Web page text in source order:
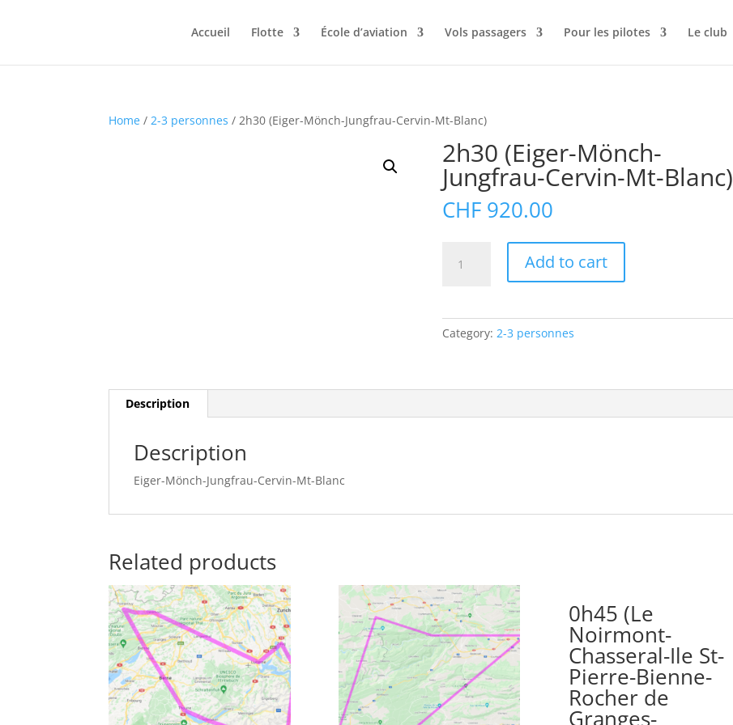
Accueil Flotte École d’aviation Vols passagers Pour les pilotes Le club
Home /2-3 personnes / 2h30 (Eiger-Mönch-Jungfrau-Cervin-Mt-Blanc)
2h30 (Eiger-Mönch-
Jungfrau-Cervin-Mt-Blanc)
CHF 920.00
(Eiger-
Add to cart
Category:2-3 personnes
Description
Description
Eiger-Mönch-Jungfrau-Cervin-Mt-Blanc
Related products
0h45 (Le
Noirmont-
Chasseral-Ile St-
Pierre-Bienne-
Rocher de
Granges-